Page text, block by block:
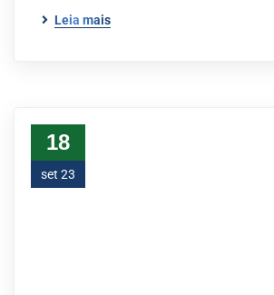
Leia mais
18
set 23